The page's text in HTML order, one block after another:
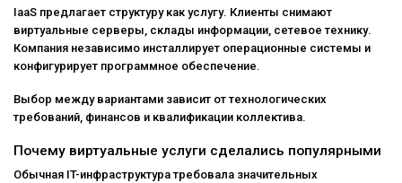
IaaS предлагает структуру как услугу. Клиенты снимают
виртуальные серверы, склады информации, сетевое технику.
Компания независимо инсталлирует операционные системы и
конфигурирует программное обеспечение.
Выбор между вариантами зависит от технологических
требований, финансов и квалификации коллектива.
Почему виртуальные услуги сделались популярными
Обычная IT-инфраструктура требовала значительных